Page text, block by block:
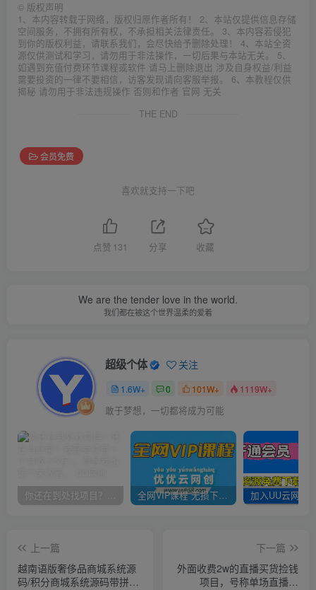
© 版权声明
1、本内容转载于网络，版权归原作者所有！ 2、本站仅提供信息存储
空间服务，不拥有所有权，不承担相关法律责任。 3、本内容若侵犯
到你的版权利益，请联系我们，会尽快给予删除处理！ 4、本站全资
源仅供测试和学习，请勿用于非法操作，一切后果与本站无关。 5、
如遇到充值付费环节课程或软件 请马上删除退出 涉及自身权益/利益
需要投资的一律不要相信，访客发现请向客服举报。 6、本教程仅供
揭秘 请勿用于非法违规操作 否则和作者 官网 无关
THE END
会员免费
喜欢就支持一下吧
点赞 131 分享 收藏
We are the tender love in the world.
我们都在被这个世界温柔的爱着
超级个体 关注
1.6W+ 0 101W+ 1119W+
敢于梦想，一切都将成为可能
你还在到处找项目？还在当韭菜？我靠卖项目一个月收入5万+，曾经我也是个失败者。 全网VIP课程 无损下载~
上一篇
越南语版奢侈品商城系统源
码/积分商城系统源码带拼团
下一篇
外面收费2w的直播买货捡钱
项目，号称单场直播撸